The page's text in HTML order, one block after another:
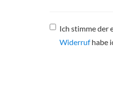
Ich stimme der
Widerrufhabe